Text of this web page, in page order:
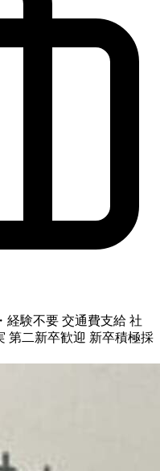
経験不要 交通費支給 社
第二新卒歓迎 新卒積極採